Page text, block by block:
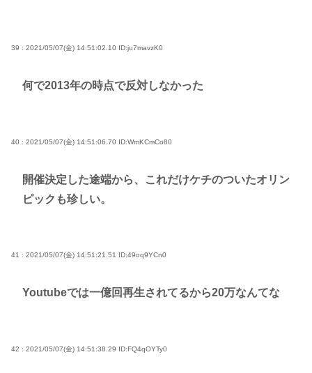
39 : 2021/05/07(金) 14:51:02.10 ID:ju7mavzK0
何で2013年の時点で反対しなかった
40 : 2021/05/07(金) 14:51:06.70 ID:WmKCmCo80
開催決定した途端から、これだけケチのついたオリン
ピックも珍しい。
41 : 2021/05/07(金) 14:51:21.51 ID:49oq9YCn0
Youtubeでは一億回再生されてるから20万なんてな
42 : 2021/05/07(金) 14:51:38.29 ID:FQ4qOYTy0